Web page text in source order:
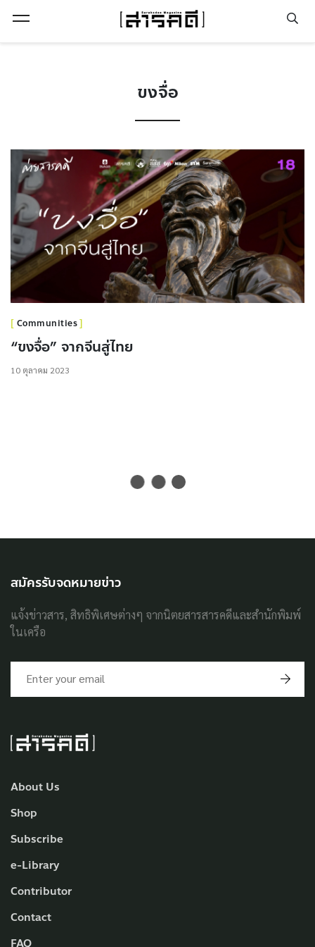
ขงจื่อ
Communities
“ขงจื่อ” จากจีนสู่ไทย
10 ตุลาคม 2023
About Us
Shop
Subscribe
e-Library
Contributor
Contact
FAQ
สมัครรับจดหมายข่าว
แจ้งข่าวสาร, สิทธิพิเศษต่างๆ จากนิตยสารสารคดีและสำนักพิมพ์
ในเครือ